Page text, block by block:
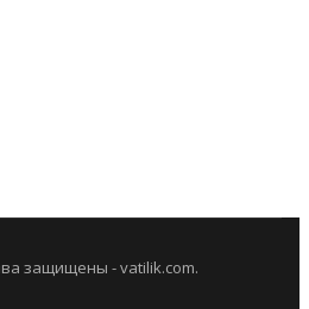
защищены - vatilik.com.